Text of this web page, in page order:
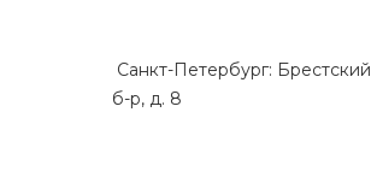
Санкт-Петербург: Брестский
б-р, д. 8